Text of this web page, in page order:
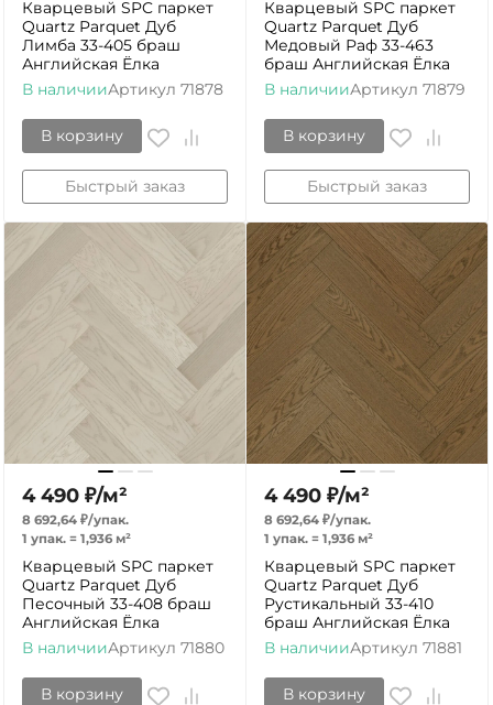
Кварцевый SPC паркет
Quartz Parquet Дуб
Лимба 33-405 браш
Английская Ёлка
В наличииАртикул 71878
В корзину
Быстрый заказ
Кварцевый SPC паркет
Quartz Parquet Дуб
Медовый Раф 33-463
браш Английская Ёлка
В наличииАртикул 71879
В корзину
Быстрый заказ
4 490 ₽/м²
8 692,64 ₽/упак.
1 упак. = 1,936 м²
Кварцевый SPC паркет
Quartz Parquet Дуб
Песочный 33-408 браш
Английская Ёлка
В наличииАртикул 71880
В корзину
4 490 ₽/м²
8 692,64 ₽/упак.
1 упак. = 1,936 м²
Кварцевый SPC паркет
Quartz Parquet Дуб
Рустикальный 33-410
браш Английская Ёлка
В наличииАртикул 71881
В корзину